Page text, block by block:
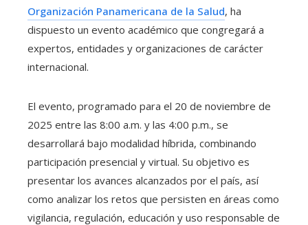
Organización Panamericana de la Salud, ha
dispuesto un evento académico que congregará a
expertos, entidades y organizaciones de carácter
internacional.
El evento, programado para el 20 de noviembre de
2025 entre las 8:00 a.m. y las 4:00 p.m., se
desarrollará bajo modalidad híbrida, combinando
participación presencial y virtual. Su objetivo es
presentar los avances alcanzados por el país, así
como analizar los retos que persisten en áreas como
vigilancia, regulación, educación y uso responsable de